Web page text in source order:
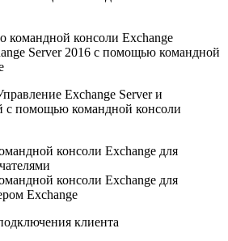
командной консоли Exchange
Server 2016 с помощью командной
Exchange Server и
с помощью командной консоли
консоли Exchange для
консоли Exchange для
Exchange
клиента